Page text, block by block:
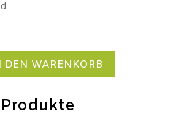
DEN WARENKORB